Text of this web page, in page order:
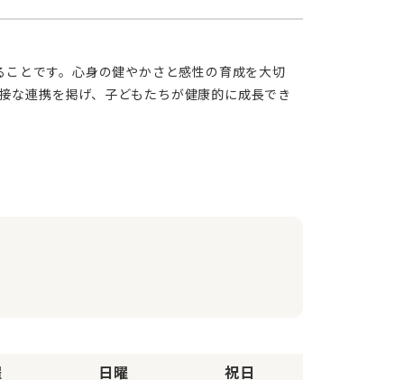
な連携を掲げ、子どもたちが健康的に成長でき
日曜 祝日